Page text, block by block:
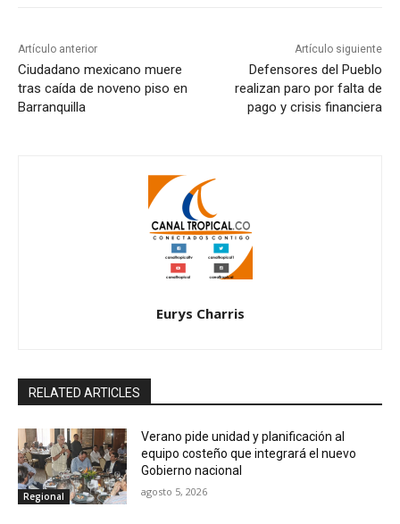
Artículo anterior
Ciudadano mexicano muere
tras caída de noveno piso en
Barranquilla
Artículo siguiente
Defensores del Pueblo
realizan paro por falta de
pago y crisis financiera
Eurys Charris
RELATED ARTICLES
Regional
Verano pide unidad y planificación al
equipo costeño que integrará el nuevo
Gobierno nacional
agosto 5, 2026